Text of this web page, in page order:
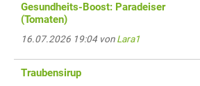
Gesundheits-Boost: Paradeiser
(Tomaten)
16.07.2026 19:04 vonLara1
Traubensirup